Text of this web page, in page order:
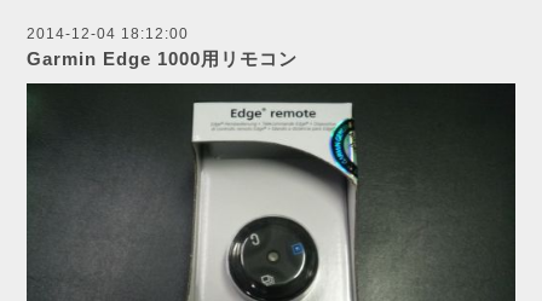
2014-12-04 18:12:00
Garmin Edge 1000用リモコン